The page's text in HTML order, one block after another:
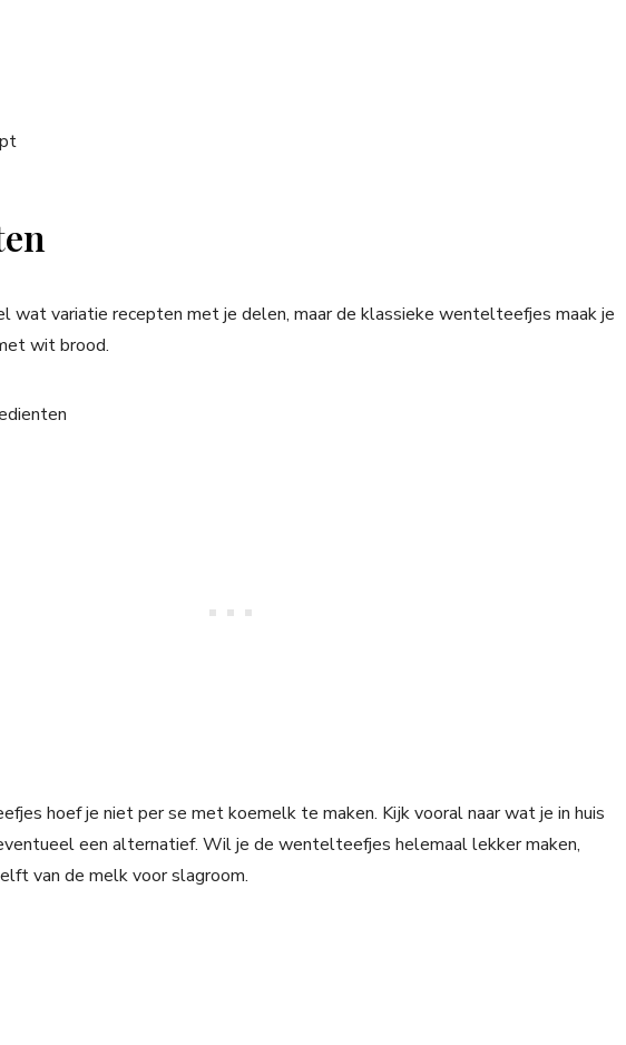
wat variatie recepten met je delen, maar de klassieke wentelteefjes maak je
wit brood.
hoef je niet per se met koemelk te maken. Kijk vooral naar wat je in huis
een alternatief. Wil je de wentelteefjes helemaal lekker maken,
van de melk voor slagroom.